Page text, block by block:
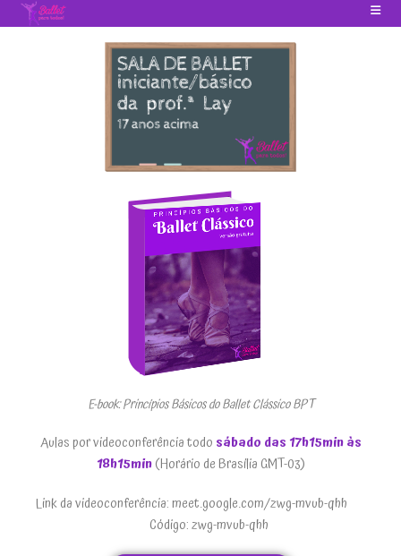
E-book: Princípios Básicos do Ballet Clássico BPT
Aulas por videoconferência todo sábado das 17h15min às
18h15min(Horário de Brasília GMT-03)
Link da videoconferência: meet.google.com/zwg-mvub-qhh
Código: zwg-mvub-qhh